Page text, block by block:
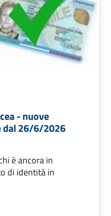
- nuove
dal 26/6/2026
è ancora in
di identità in